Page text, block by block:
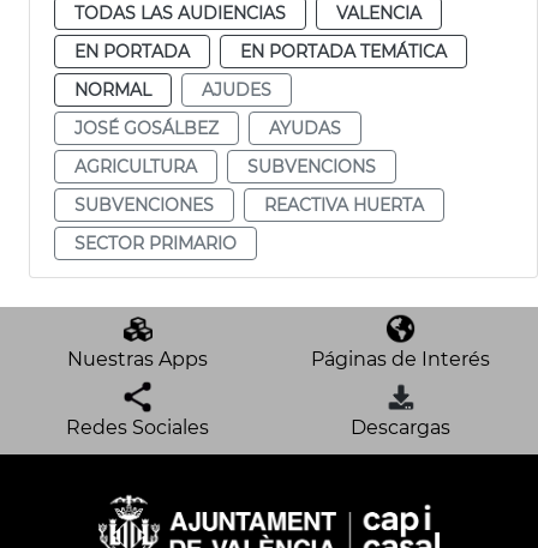
TODAS LAS AUDIENCIAS
VALENCIA
EN PORTADA
EN PORTADA TEMÁTICA
NORMAL
AJUDES
JOSÉ GOSÁLBEZ
AYUDAS
AGRICULTURA
SUBVENCIONS
SUBVENCIONES
REACTIVA HUERTA
SECTOR PRIMARIO
Nuestras Apps Páginas de Interés
Redes Sociales Descargas